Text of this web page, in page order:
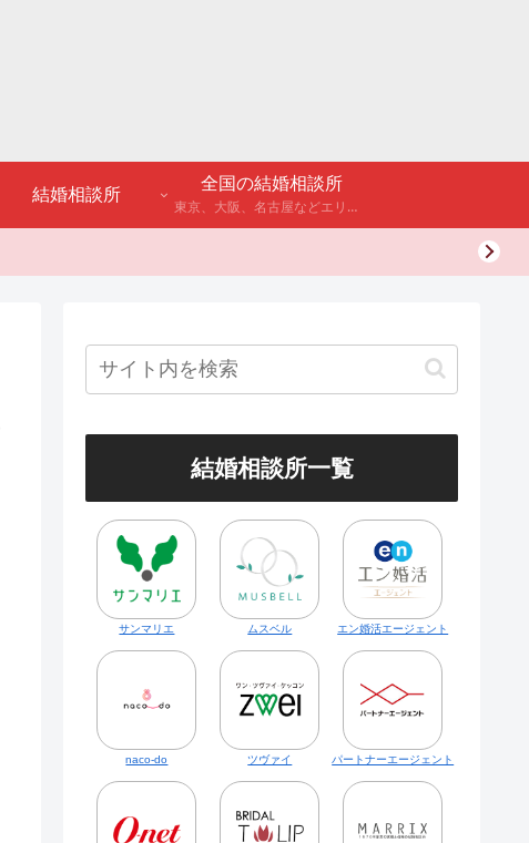
結婚相談所
全国の結婚相談所
東京、大阪、名古屋などエリア別のアンケート調査や結婚相談所・婚活パーティーの体験談などを公開。
結婚相談所一覧
サンマリエ ムスベル エン婚活エージェント
naco-do ツヴァイ パートナーエージェント